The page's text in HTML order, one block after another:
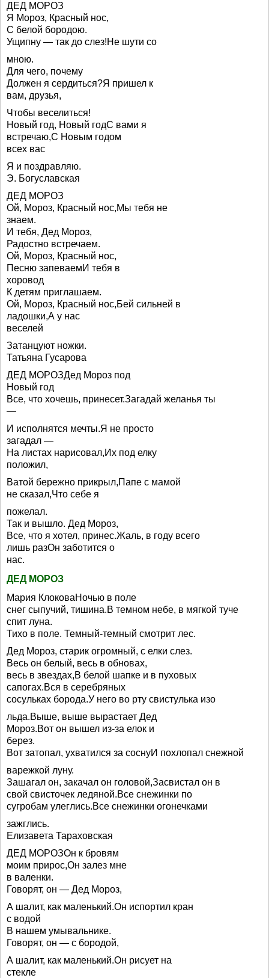
ДЕД МОРОЗ
Я Мороз, Красный нос,
С белой бородою.
Ущипну — так до слез!Не шути со
мною.
Для чего, почему
Должен я сердиться?Я пришел к
вам, друзья,
Чтобы веселиться!
Новый год, Новый годС вами я
встречаю,С Новым годом
всех вас
Я и поздравляю.
Э. Богуславская
ДЕД МОРОЗ
Ой, Мороз, Красный нос,Мы тебя не
знаем.
И тебя, Дед Мороз,
Радостно встречаем.
Ой, Мороз, Красный нос,
Песню запеваемИ тебя в
хоровод
К детям приглашаем.
Ой, Мороз, Красный нос,Бей сильней в
ладошки,А у нас
веселей
Затанцуют ножки.
Татьяна Гусарова
ДЕД МОРОЗДед Мороз под
Новый год
Все, что хочешь, принесет.Загадай желанья ты
—
И исполнятся мечты.Я не просто
загадал —
На листах нарисовал,Их под елку
положил,
Ватой бережно прикрыл,Папе с мамой
не сказал,Что себе я
пожелал.
Так и вышло. Дед Мороз,
Все, что я хотел, принес.Жаль, в году всего
лишь разОн заботится о
нас.
ДЕД МОРОЗ
Мария КлоковаНочью в поле
снег сыпучий, тишина.В темном небе, в мягкой туче
спит луна.
Тихо в поле. Темный-темный смотрит лес.
Дед Мороз, старик огромный, с елки слез.
Весь он белый, весь в обновах,
весь в звездах,В белой шапке и в пуховых
сапогах.Вся в серебряных
сосульках борода.У него во рту свистулька изо
льда.Выше, выше вырастает Дед
Мороз.Вот он вышел из-за елок и
берез.
Вот затопал, ухватился за соснуИ похлопал снежной
варежкой луну.
Зашагал он, закачал он головой,Засвистал он в
свой свисточек ледяной.Все снежинки по
сугробам улеглись.Все снежинки огонечками
зажглись.
Елизавета Тараховская
ДЕД МОРОЗОн к бровям
моим прирос,Он залез мне
в валенки.
Говорят, он — Дед Мороз,
А шалит, как маленький.Он испортил кран
с водой
В нашем умывальнике.
Говорят, он — с бородой,
А шалит, как маленький.Он рисует на
стекле